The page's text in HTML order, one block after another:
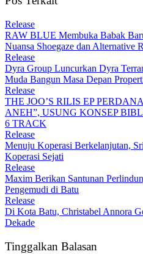
Release
RAW BLUE Membuka Babak
Nuansa Shoegaze dan Alternative
Release
Dyra Group Luncurkan Dyra
Muda Bangun Masa Depan
Release
THE JOO’S RILIS EP
ANEH”, USUNG KONSEP
6 TRACK
Release
Menuju Koperasi Berkelanjutan,
Koperasi Sejati
Release
Maxim Berikan Santunan
Pengemudi di Batu
Release
Di Kota Batu, Christabel Annora
Dekade
Tinggalkan Balasan